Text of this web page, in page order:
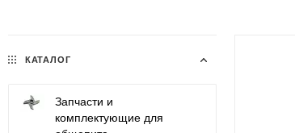
КАТАЛОГ
Запчасти и
комплектующие для